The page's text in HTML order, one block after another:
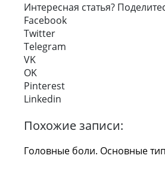
Интересная статья?
Facebook
Twitter
Telegram
VK
OK
Pinterest
Linkedin
Похожие записи:
Головные боли. Основные